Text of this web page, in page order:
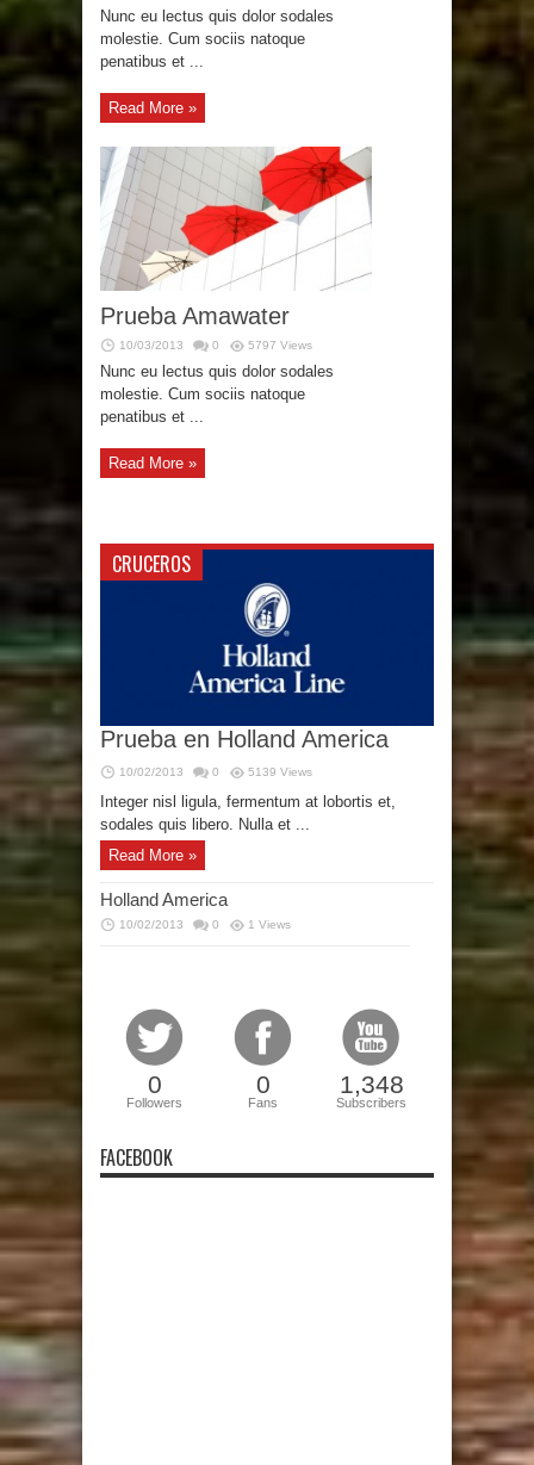
Nunc eu lectus quis dolor sodales
molestie. Cum sociis natoque
penatibus et ...
Read More »
Prueba Amawater
10/03/2013 0 5797 Views
Nunc eu lectus quis dolor sodales
molestie. Cum sociis natoque
penatibus et ...
Read More »
CRUCEROS
Prueba en Holland America
10/02/2013 0 5139 Views
Integer nisl ligula, fermentum at lobortis et,
sodales quis libero. Nulla et ...
Read More »
Holland America
10/02/2013 0 1 Views
0
Followers
0
Fans
1,348
Subscribers
FACEBOOK